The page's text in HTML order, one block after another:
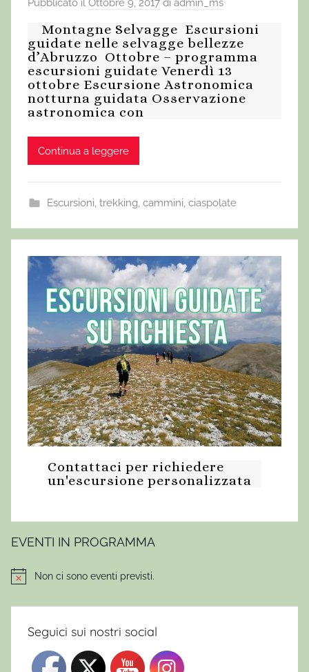
Pubblicato il Ottobre 9, 2017 di admin_ms
Montagne Selvagge Escursioni
guidate nelle selvagge bellezze
d’Abruzzo Ottobre – programma
escursioni guidate Venerdì 13
ottobre Escursione Astronomica
notturna guidata Osservazione
astronomica con
Continua a leggere
Escursioni, trekking, cammini, ciaspolate
Contattaci per richiedere
un'escursione personalizzata
EVENTI IN PROGRAMMA
NoticeNon ci sono eventi previsti.
Seguici sui nostri social